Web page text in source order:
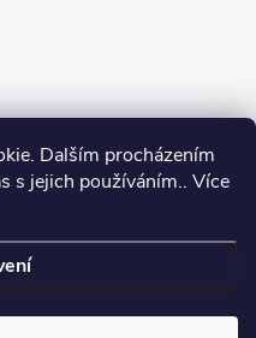
Dalším procházením
s jejich používáním.. Více